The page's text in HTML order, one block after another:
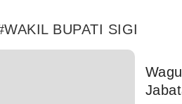
BUPATI SIGI